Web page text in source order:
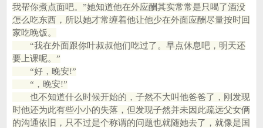
我帮你煮点面吧。”她知道他在外应酬其实常常是只喝了酒没
怎么吃东西，所以她才常缠着他让他少在外面应酬尽量按时回
家吃晚饭。
“我在外面跟你叶叔叔他们吃过了。早点休息吧，明天还
要上课呢。”
“好，晚安!”
“，晚安!”
也不知道什么时候开始的，子然不大叫他爸爸了，刚发现
时他还为此有些小小的失落，但发现子然并未因此疏远父女俩
的沟通依旧，只不过是个称谓的问题也就随她去了，就像是国